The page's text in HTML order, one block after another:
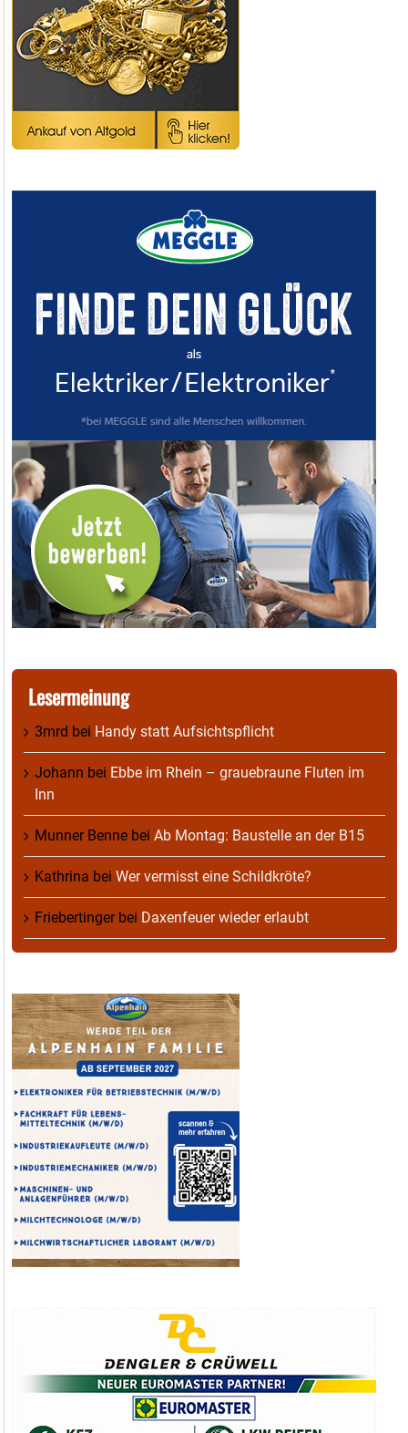
Lesermeinung
3mrd bei Handy statt Aufsichtspflicht
Johann bei Ebbe im Rhein – grauebraune Fluten im
Inn
Munner Benne bei Ab Montag: Baustelle an der B15
Kathrina bei Wer vermisst eine Schildkröte?
Friebertingerbei Daxenfeuer wieder erlaubt